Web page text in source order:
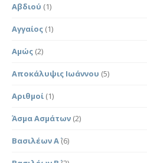
Αβδιού (1)
Αγγαίος (1)
Αμώς (2)
Αποκάλυψις Ιωάννου (5)
Αριθμοί (1)
Άσμα Ασμάτων (2)
Βασιλέων Α΄(6)